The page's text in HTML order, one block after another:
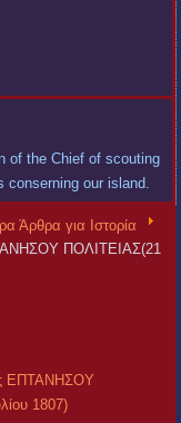
of the Chief of scouting
our island.
Άρθρα για Ιστορία
ΠΟΛΙΤΕΙΑΣ(21
ΕΠΤΑΝΗΣΟΥ
1807)